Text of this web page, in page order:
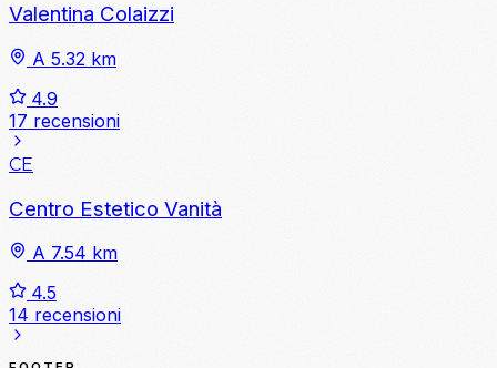
Valentina Colaizzi
A 5.32 km
4.9
17 recensioni
CE
Centro Estetico Vanità
A 7.54 km
4.5
14 recensioni